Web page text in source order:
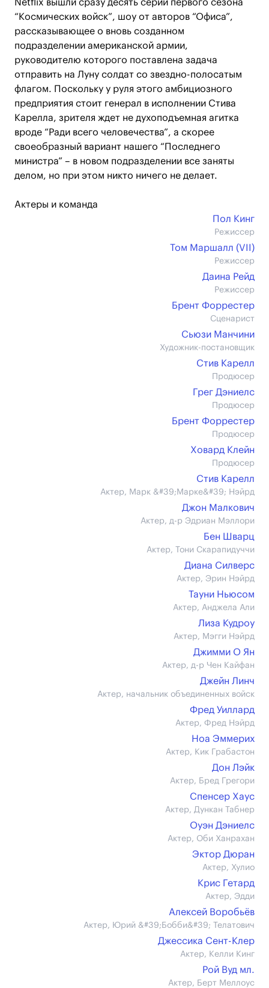
Netflix вышли сразу десять серий первого сезона
“Космических войск”, шоу от авторов “Офиса”,
рассказывающее о вновь созданном
подразделении американской армии,
руководителю которого поставлена задача
отправить на Луну солдат со звездно-полосатым
флагом. Поскольку у руля этого амбициозного
предприятия стоит генерал в исполнении Стива
Карелла, зрителя ждет не духоподъемная агитка
вроде “Ради всего человечества”, а скорее
своеобразный вариант нашего “Последнего
министра” – в новом подразделении все заняты
делом, но при этом никто ничего не делает.
Актеры и команда
Пол Кинг
Режиссер
Том Маршалл (VII)
Режиссер
Даина Рейд
Режиссер
Брент Форрестер
Сценарист
Сьюзи Манчини
Художник-постановщик
Стив Карелл
Продюсер
Грег Дэниелс
Продюсер
Брент Форрестер
Продюсер
Ховард Клейн
Продюсер
Стив Карелл
Актер, Марк &#39;Марке&#39; Нэйрд
Джон Малкович
Актер, д-р Эдриан Мэллори
Бен Шварц
Актер, Тони Скарапидуччи
Диана Силверс
Актер, Эрин Нэйрд
Тауни Ньюсом
Актер, Анджела Али
Лиза Кудроу
Актер, Мэгги Нэйрд
Джимми О Ян
Актер, д-р Чен Кайфан
Джейн Линч
Актер, начальник объединенных войск
Фред Уиллард
Актер, Фред Нэйрд
Ноа Эммерих
Актер, Кик Грабастон
Дон Лэйк
Актер, Бред Грегори
Спенсер Хаус
Актер, Дункан Табнер
Оуэн Дэниелс
Актер, Оби Ханрахан
Эктор Дюран
Актер, Хулио
Крис Гетард
Актер, Эдди
Алексей Воробьёв
Актер, Юрий &#39;Бобби&#39; Телатович
Джессика Сент-Клер
Актер, Келли Кинг
Рой Вуд мл.
Актер, Берт Меллоус